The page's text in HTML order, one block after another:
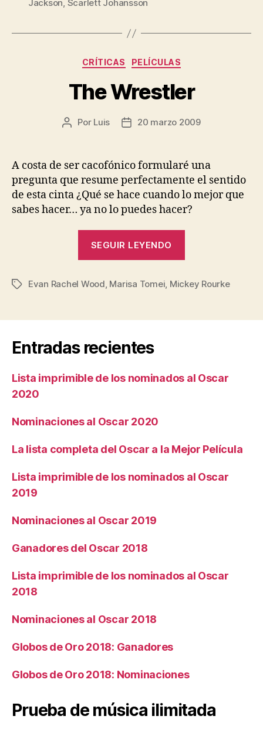
Jackson, Scarlett Johansson
Categorías
CRÍTICAS PELÍCULAS
The Wrestler
Autor
entrada
Por Luis
Fecha
entrada
20 marzo 2009
A costa de ser cacofónico formularé una
pregunta que resume perfectamente el sentido
de esta cinta ¿Qué se hace cuando lo mejor que
sabes hacer… ya no lo puedes hacer?
SEGUIR LEYENDO
EtiquetasEvan Rachel Wood, Marisa Tomei, Mickey Rourke
Entradas recientes
Lista imprimible de los nominados al Oscar
2020
Nominaciones al Oscar 2020
La lista completa del Oscar a la Mejor Película
Lista imprimible de los nominados al Oscar
2019
Nominaciones al Oscar 2019
Ganadores del Oscar 2018
Lista imprimible de los nominados al Oscar
2018
Nominaciones al Oscar 2018
Globos de Oro 2018: Ganadores
Globos de Oro 2018: Nominaciones
Prueba de música ilimitada